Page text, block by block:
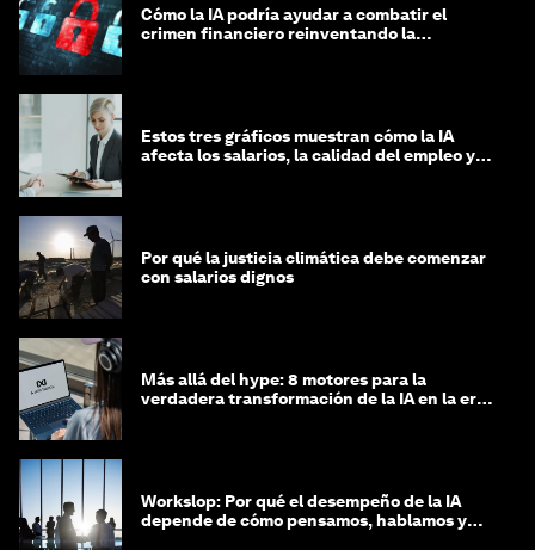
Cómo la IA podría ayudar a combatir el
crimen financiero reinventando la
Estos tres gráficos muestran cómo la IA
afecta los salarios, la calidad del empleo y
Por qué la justicia climática debe comenzar
con salarios dignos
Más allá del hype: 8 motores para la
verdadera transformación de la IA en la era
Workslop: Por qué el desempeño de la IA
depende de cómo pensamos, hablamos y